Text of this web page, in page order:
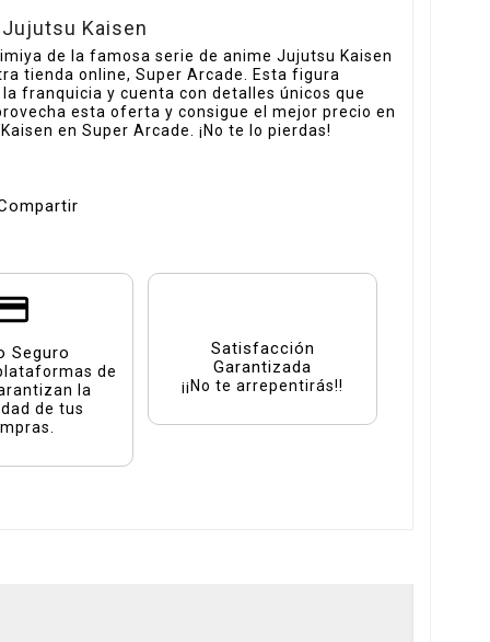
Kaisen
de la famosa serie de anime Jujutsu Kaisen
tienda online, Super Arcade. Esta figura
franquicia y cuenta con detalles únicos que
esta oferta y consigue el mejor precio en
en Super Arcade. ¡No te lo pierdas!
Seguro
de
la
de tus
Satisfacción
Garantizada
¡¡No te arrepentirás!!